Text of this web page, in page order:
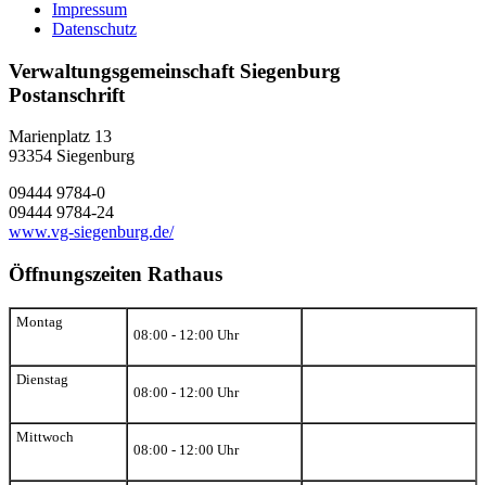
Impressum
Datenschutz
Verwaltungsgemeinschaft Siegenburg
Postanschrift
Marienplatz 13
93354 Siegenburg
09444 9784-0
09444 9784-24
www.vg-siegenburg.de/
Öffnungszeiten Rathaus
Montag
08:00 - 12:00 Uhr
Dienstag
08:00 - 12:00 Uhr
Mittwoch
08:00 - 12:00 Uhr